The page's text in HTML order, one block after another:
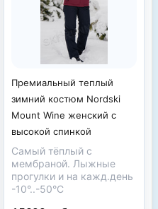
Премиальный теплый
зимний костюм Nordski
Mount Wine женский с
высокой спинкой
Самый тёплый с
мембраной. Лыжные
прогулки и на кажд.день
-10°..-50°С